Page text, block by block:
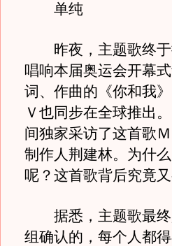
单纯
昨夜，主题歌终于
唱响本届奥运会开幕
词、作曲的《你和我
Ｖ也同步在全球推出
间独家采访了这首歌
制作人荆建林。为什
呢？这首歌背后究竟
据悉，主题歌最终
组确认的，每个人都